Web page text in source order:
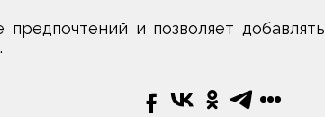
и позволяет добавлять